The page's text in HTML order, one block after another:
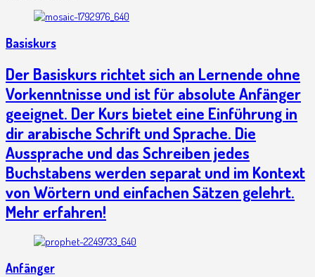
Basiskurs
Der Basiskurs richtet sich an Lernende ohne
Vorkenntnisse und ist für absolute Anfänger
geeignet. Der Kurs bietet eine Einführung in
dir arabische Schrift und Sprache. Die
Aussprache und das Schreiben jedes
Buchstabens werden separat und im Kontext
von Wörtern und einfachen Sätzen gelehrt.
Mehr erfahren!
Anfänger